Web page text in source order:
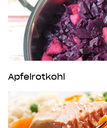
Apfelrotkohl